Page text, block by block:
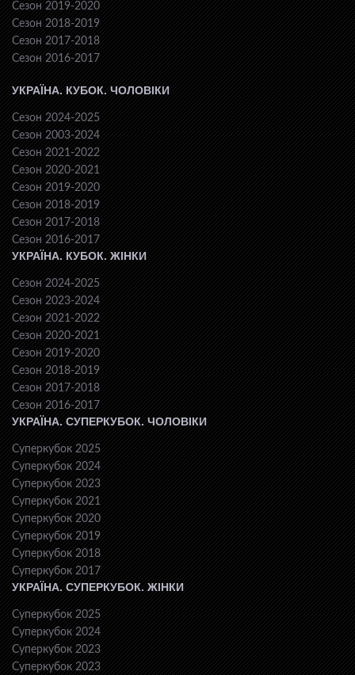
Сезон 2019-2020
Сезон 2018-2019
Сезон 2017-2018
Сезон 2016-2017
УКРАЇНА. КУБОК. ЧОЛОВІКИ
Сезон 2024-2025
Сезон 2003-2024
Сезон 2021-2022
Сезон 2020-2021
Сезон 2019-2020
Сезон 2018-2019
Сезон 2017-2018
Сезон 2016-2017
УКРАЇНА. КУБОК. ЖІНКИ
Сезон 2024-2025
Сезон 2023-2024
Сезон 2021-2022
Сезон 2020-2021
Сезон 2019-2020
Сезон 2018-2019
Сезон 2017-2018
Сезон 2016-2017
УКРАЇНА. СУПЕРКУБОК. ЧОЛОВІКИ
Суперкубок 2025
Суперкубок 2024
Суперкубок 2023
Суперкубок 2021
Суперкубок 2020
Суперкубок 2019
Суперкубок 2018
Суперкубок 2017
УКРАЇНА. СУПЕРКУБОК. ЖІНКИ
Суперкубок 2025
Суперкубок 2024
Суперкубок 2023
Суперкубок 2023